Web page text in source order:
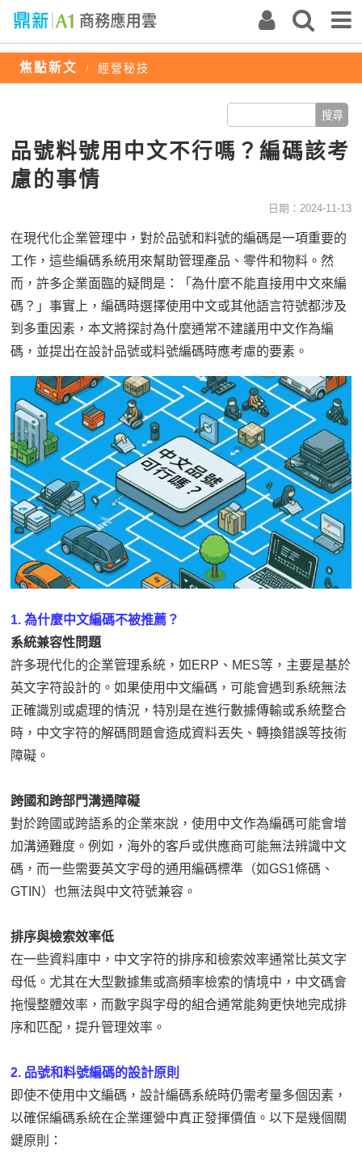
焦點新文 / 經營秘技
品號料號用中文不行嗎？編碼該考
慮的事情
日期：2024-11-13
在現代化企業管理中，對於品號和料號的編碼是一項重要的
工作，這些編碼系統用來幫助管理產品、零件和物料。然
而，許多企業面臨的疑問是：「為什麼不能直接用中文來編
碼？」事實上，編碼時選擇使用中文或其他語言符號都涉及
到多重因素，本文將探討為什麼通常不建議用中文作為編
碼，並提出在設計品號或料號編碼時應考慮的要素。
1. 為什麼中文編碼不被推薦？
系統兼容性問題
許多現代化的企業管理系統，如ERP、MES等，主要是基於
英文字符設計的。如果使用中文編碼，可能會遇到系統無法
正確識別或處理的情況，特別是在進行數據傳輸或系統整合
時，中文字符的解碼問題會造成資料丟失、轉換錯誤等技術
障礙。
跨國和跨部門溝通障礙
對於跨國或跨語系的企業來說，使用中文作為編碼可能會增
加溝通難度。例如，海外的客戶或供應商可能無法辨識中文
碼，而一些需要英文字母的通用編碼標準（如GS1條碼、
GTIN）也無法與中文符號兼容。
排序與檢索效率低
在一些資料庫中，中文字符的排序和檢索效率通常比英文字
母低。尤其在大型數據集或高頻率檢索的情境中，中文碼會
拖慢整體效率，而數字與字母的組合通常能夠更快地完成排
序和匹配，提升管理效率。
2. 品號和料號編碼的設計原則
即使不使用中文編碼，設計編碼系統時仍需考量多個因素，
以確保編碼系統在企業運營中真正發揮價值。以下是幾個關
鍵原則：